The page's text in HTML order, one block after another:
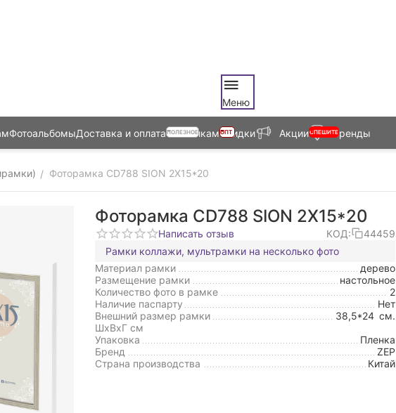
Меню
ФотоальбомыДоставка и оплата ПОЛЕЗНОЕ
Оптовикам ОПТ
Скидки АкцииСПЕШИТЕБренды
/ Фоторамка CD788 SION 2X15*20
Фоторамка CD788 SION 2X15*20
Написать отзыв КОД:
44459
Рамки коллажи, мультрамки на несколько фото
Материал рамки
дерево
Размещение рамки
настольное
Количество фото в рамке
2
Наличие паспарту
Нет
Внешний размер рамки
ШxВxГ см
38,5*24 см.
Упаковка
Пленка
Бренд
ZEP
Страна производства
Китай